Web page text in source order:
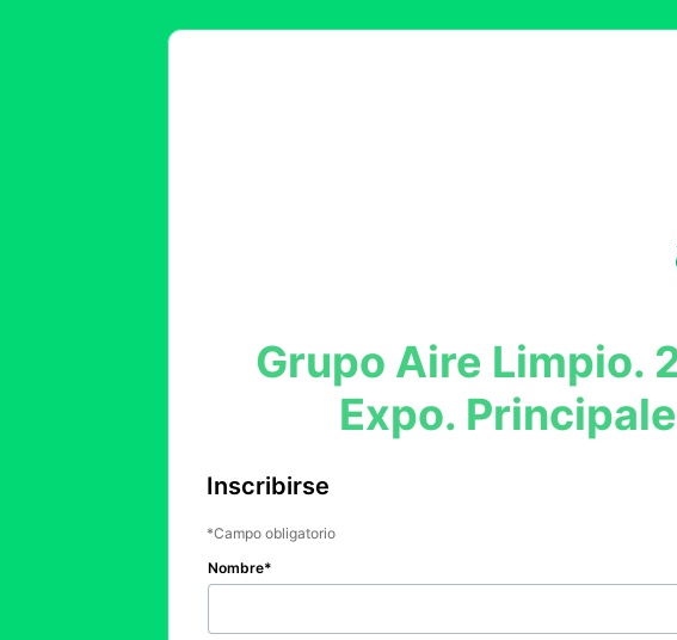
Grupo Aire Limpio.
Expo.
Inscribirse
Campo obligatorio
Nombre